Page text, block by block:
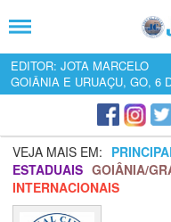
EDITOR: JOTA MARCELO
GOIÂNIA E URUAÇU, GO, 6
VEJA MAIS EM:
ESTADUAIS GOIÂNIA/
INTERNACIONAIS